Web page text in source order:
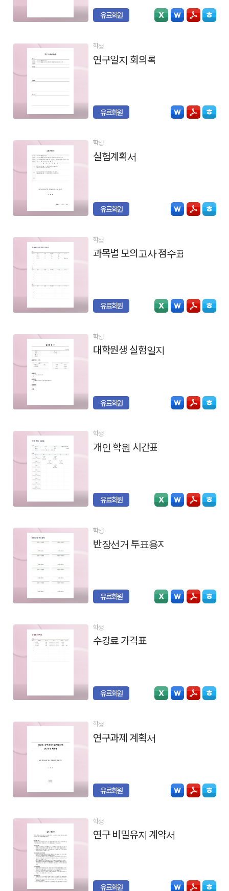
유료회원
학생
연구일지 회의록
유료회원
학생
실험계획서
유료회원
학생
과목별 모의고사 점수표
유료회원
학생
대학원생 실험일지
유료회원
학생
개인 학원 시간표
유료회원
학생
반장선거 투표용지
유료회원
학생
수강료 가격표
유료회원
학생
연구과제 계획서
유료회원
학생
연구 비밀유지 계약서
유료회원